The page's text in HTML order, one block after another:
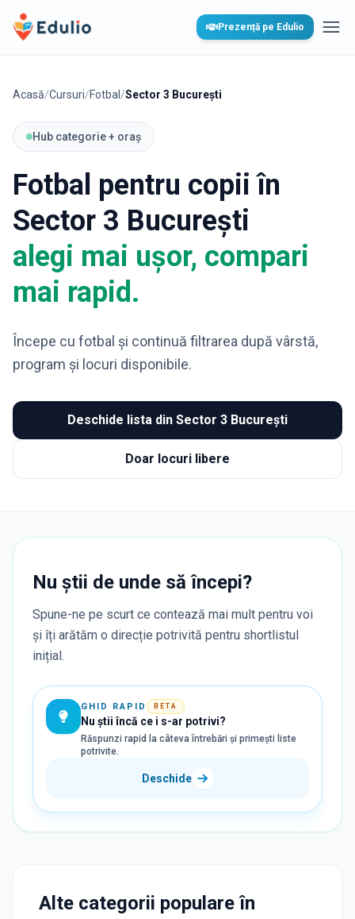
Edulio Prezență pe Edulio
Acasă/Cursuri/Fotbal /Sector 3 București
Hub categorie + oraș
Fotbal pentru copii în
Sector 3 București
alegi mai ușor, compari
mai rapid.
Începe cu fotbal și continuă filtrarea după vârstă,
program și locuri disponibile.
Deschide lista din Sector 3 București
Doar locuri libere
Nu știi de unde să începi?
Spune-ne pe scurt ce contează mai mult pentru voi
și îți arătăm o direcție potrivită pentru shortlistul
inițial.
GHID RAPID BETA
Nu știi încă ce i s-ar potrivi?
Răspunzi rapid la câteva întrebări și primești liste
potrivite.
Deschide
Alte categorii populare în